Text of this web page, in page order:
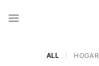
ALL HOGAR